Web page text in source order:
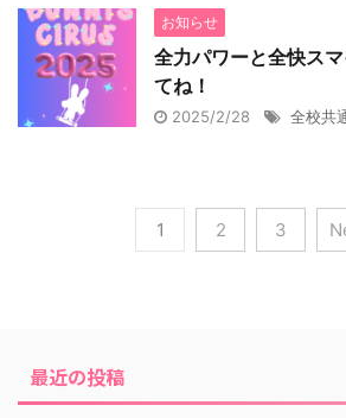
お知らせ
全力パワーと全快ス
てね！
2025/2/28 全校共
1 2 3
最近の投稿